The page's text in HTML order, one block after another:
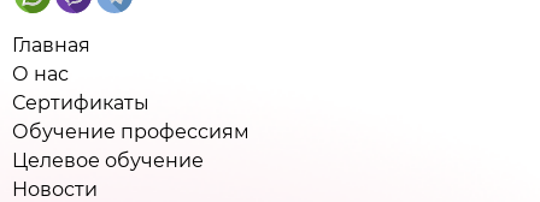
Главная
О нас
Сертификаты
Обучение профессиям
Целевое обучение
Новости